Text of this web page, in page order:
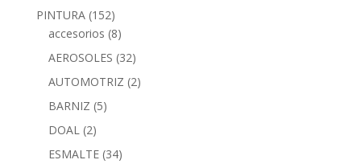
PINTURA (152)
accesorios (8)
AEROSOLES (32)
AUTOMOTRIZ (2)
BARNIZ (5)
DOAL (2)
ESMALTE (34)